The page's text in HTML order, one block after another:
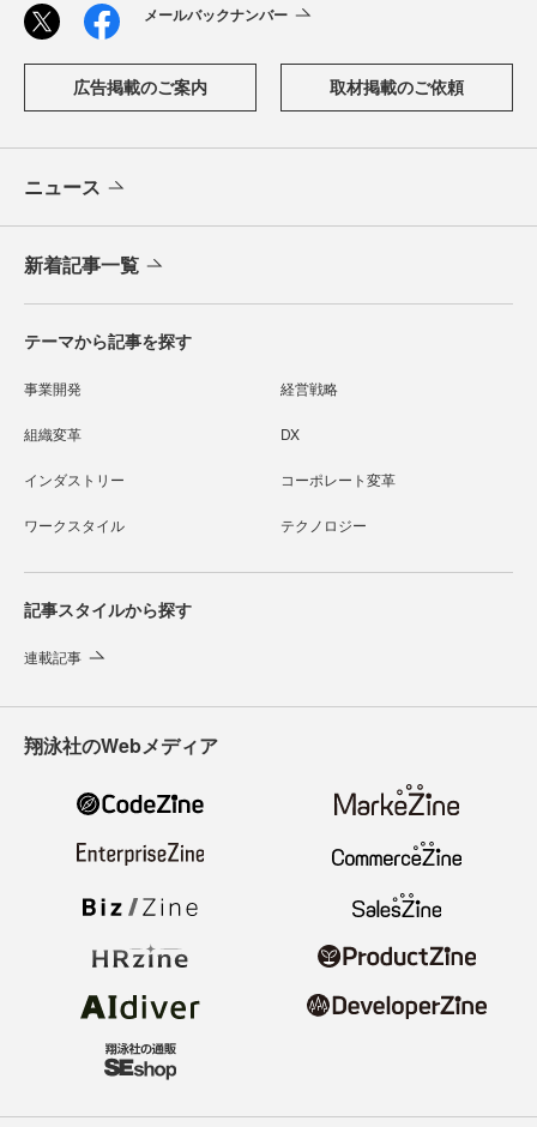
メールバックナンバー
広告掲載のご案内 取材掲載のご依頼
ニュース
新着記事一覧
テーマから記事を探す
事業開発 経営戦略
組織変革 DX
インダストリー コーポレート変革
ワークスタイル テクノロジー
記事スタイルから探す
連載記事
翔泳社のWebメディア